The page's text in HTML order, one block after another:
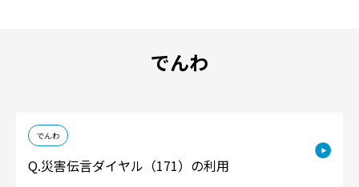
でんわ
でんわ
災害伝言ダイヤル（171）の利用